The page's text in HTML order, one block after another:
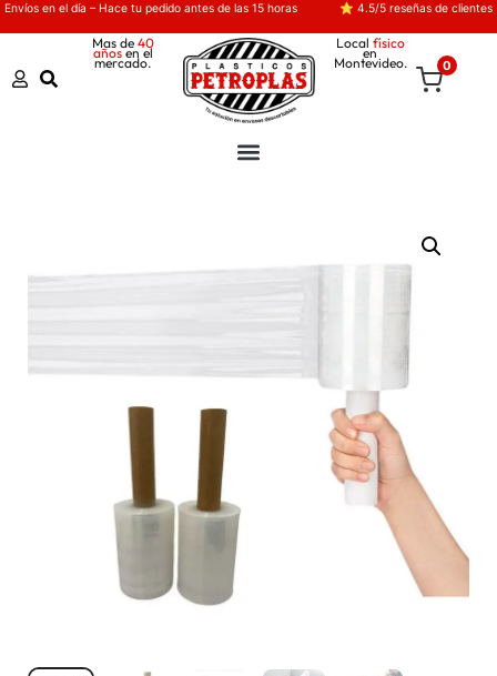
Envíos en el día – Hace tu pedido antes de las 15 horas ⭐ 4.5/5 reseñas de clientes
Mas de 40
añosen el
mercado.
Local físico
en
Montevideo. 0